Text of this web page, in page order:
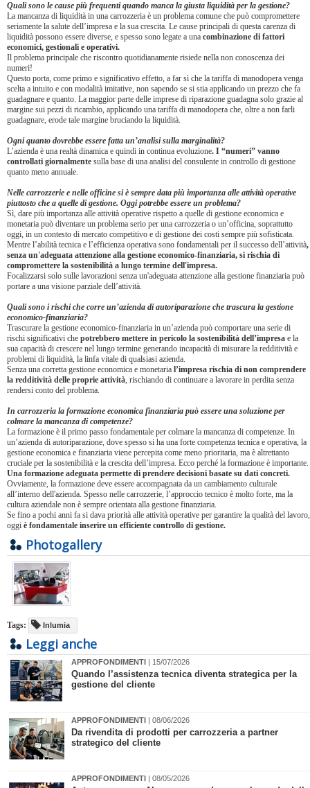
Quali sono le cause più frequenti quando manca la giusta liquidità per la gestione?
La mancanza di liquidità in una carrozzeria è un problema comune che può compromettere
seriamente la salute dell’impresa e la sua crescita. Le cause principali di questa carenza di
liquidità possono essere diverse, e spesso sono legate a una combinazione di fattori
economici, gestionali e operativi.
Il problema principale che riscontro quotidianamente risiede nella non conoscenza dei
numeri!
Questo porta, come primo e significativo effetto, a far sì che la tariffa di manodopera venga
scelta a intuito e con modalità imitative, non sapendo se si stia applicando un prezzo che fa
guadagnare e quanto. La maggior parte delle imprese di riparazione guadagna solo grazie al
margine sui pezzi di ricambio, applicando una tariffa di manodopera che, oltre a non farli
guadagnare, erode tale margine bruciando la liquidità.
Ogni quanto dovrebbe essere fatta un’analisi sulla marginalità?
L’azienda è una realtà dinamica e quindi in continua evoluzione. I “numeri” vanno
controllati giornalmente sulla base di una analisi del consulente in controllo di gestione
quanto meno annuale.
Nelle carrozzerie e nelle officine si è sempre data più importanza alle attività operative
piuttosto che a quelle di gestione. Oggi potrebbe essere un problema?
Sì, dare più importanza alle attività operative rispetto a quelle di gestione economica e
monetaria può diventare un problema serio per una carrozzeria o un’officina, soprattutto
oggi, in un contesto di mercato competitivo e di gestione dei costi sempre più sofisticata.
Mentre l’abilità tecnica e l’efficienza operativa sono fondamentali per il successo dell’attività,
senza un'adeguata attenzione alla gestione economico-finanziaria, si rischia di
compromettere la sostenibilità a lungo termine dell'impresa.
Focalizzarsi solo sulle lavorazioni senza un'adeguata attenzione alla gestione finanziaria può
portare a una visione parziale dell’attività.
Quali sono i rischi che corre un’azienda di autoriparazione che trascura la gestione
economico-finanziaria?
Trascurare la gestione economico-finanziaria in un’azienda può comportare una serie di
rischi significativi che potrebbero mettere in pericolo la sostenibilità dell’impresa e la
sua capacità di crescere nel lungo termine generando incapacità di misurare la redditività e
problemi di liquidità, la linfa vitale di qualsiasi azienda.
Senza una corretta gestione economica e monetaria l’impresa rischia di non comprendere
la redditività delle proprie attività, rischiando di continuare a lavorare in perdita senza
rendersi conto del problema.
In carrozzeria la formazione economica finanziaria può essere una soluzione per
colmare la mancanza di competenze?
La formazione è il primo passo fondamentale per colmare la mancanza di competenze. In
un’azienda di autoriparazione, dove spesso si ha una forte competenza tecnica e operativa, la
gestione economica e finanziaria viene percepita come meno prioritaria, ma è altrettanto
cruciale per la sostenibilità e la crescita dell’impresa. Ecco perché la formazione è importante.
Una formazione adeguata permette di prendere decisioni basate su dati concreti.
Ovviamente, la formazione deve essere accompagnata da un cambiamento culturale
all’interno dell'azienda. Spesso nelle carrozzerie, l’approccio tecnico è molto forte, ma la
cultura aziendale non è sempre orientata alla gestione finanziaria.
Se fino a pochi anni fa si dava priorità alle attività operative per garantire la qualità del lavoro,
oggi è fondamentale inserire un efficiente controllo di gestione.
Photogallery
Tags: Inlumia
Leggi anche
APPROFONDIMENTI | 15/07/2026
Quando l’assistenza tecnica diventa strategica per la
gestione del cliente
APPROFONDIMENTI | 08/06/2026
​Da rivendita di prodotti per carrozzeria a partner
strategico del cliente
APPROFONDIMENTI | 08/05/2026